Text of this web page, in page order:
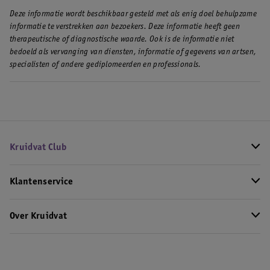
Deze informatie wordt beschikbaar gesteld met als enig doel behulpzame
informatie te verstrekken aan bezoekers. Deze informatie heeft geen
therapeutische of diagnostische waarde. Ook is de informatie niet
bedoeld als vervanging van diensten, informatie of gegevens van artsen,
specialisten of andere gediplomeerden en professionals.
Kruidvat Club
Klantenservice
Over Kruidvat